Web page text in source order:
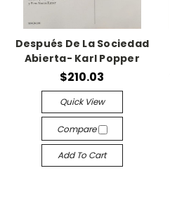
Después De La Sociedad
Abierta- Karl Popper
$210.03
Quick View
Compare
Add To Cart